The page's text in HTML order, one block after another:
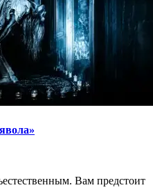
Вам предстоит